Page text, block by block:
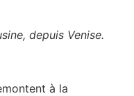
depuis Venise.
à la